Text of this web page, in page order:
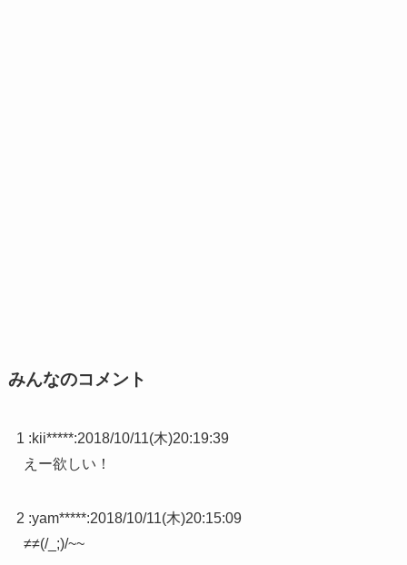
みんなのコメント
1 :kii*****:2018/10/11(木)20:19:39
えー欲しい！
2 :yam*****:2018/10/11(木)20:15:09
≠≠(/_;)/~~